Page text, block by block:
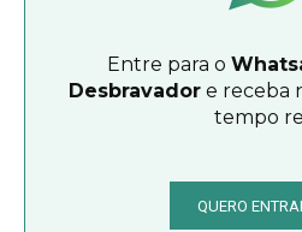
Entre para o
Desbravador e receba
tempo
QUERO